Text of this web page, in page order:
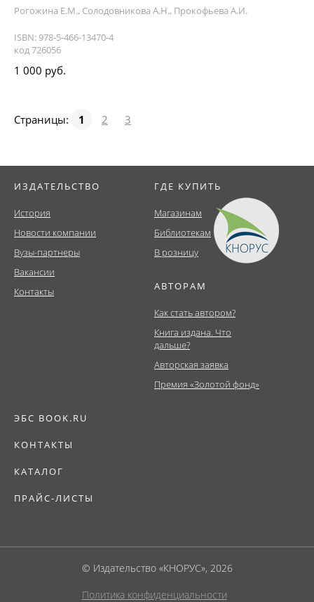
Рогожина Е.М., Солодовникова А.Н., Прокофьева А.И.
ISBN: 978-5-466-13470-4
код 726056
1 000 руб.
Страницы: 1 2 3
ИЗДАТЕЛЬСТВО
История
Новости компании
Вузы-партнеры
Вакансии
Контакты
ГДЕ КУПИТЬ
Магазинам
Библиотекам
В розницу
АВТОРАМ
Как стать автором?
Книга издана. Что
дальше?
Авторская заявка
Премия «Золотой фонд»
ЭБС BOOK.RU
КОНТАКТЫ
КАТАЛОГ
ПРАЙС-ЛИСТЫ
© Издательство «КНОРУС», 2026
Политика конфиденциальности